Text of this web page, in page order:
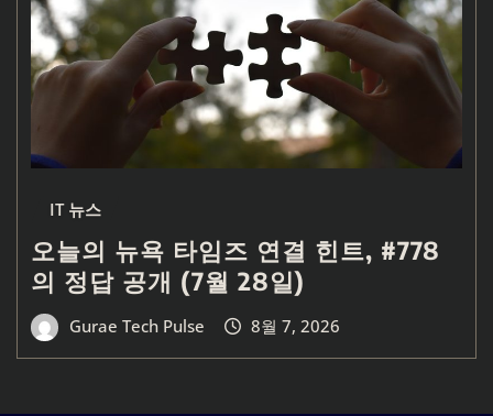
IT 뉴스
오늘의 뉴욕 타임즈 연결 힌트, #778
의 정답 공개 (7월 28일)
Gurae Tech Pulse 8월 7, 2026